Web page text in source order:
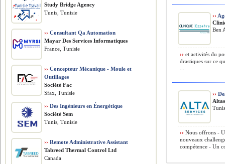
››
Ben
›› et activités du
drastiques sur ce
››
›› Nous offrons -
nouveaux
compétence - Un
Study Bridge Agency
Tunis, Tunisie
›› Consultant Qa Automation
Mayar Des Services Informatiques
France, Tunisie
›› Concepteur Mécanique - Moule et
Outillages
Société Fac
Sfax, Tunisie
›› Des Ingénieurs en Énergétique
Société Sem
Tunis, Tunisie
›› Remote Administrative Assistant
Tabreed Thermal Control Ltd
Canada